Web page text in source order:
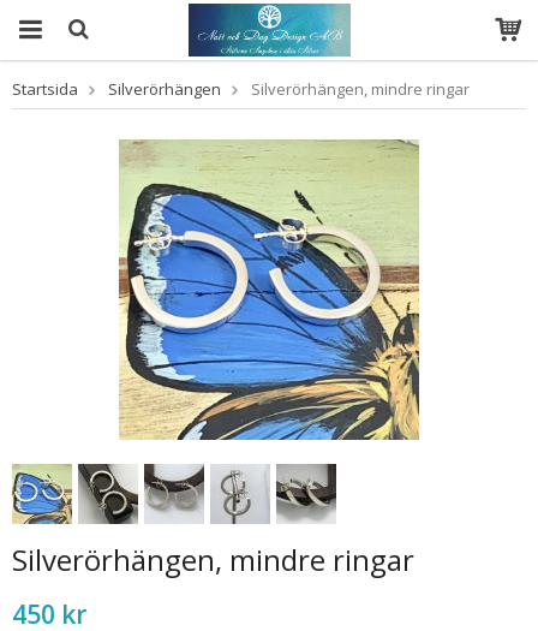
Startsida Silverörhängen Silverörhängen, mindre ringar
Silverörhängen, mindre ringar
450 kr